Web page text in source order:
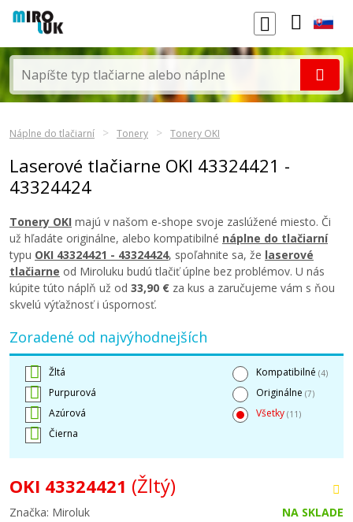
Náplne do tlačiarní Tonery Tonery OKI
Laserové tlačiarne OKI 43324421 -
43324424
Tonery OKI majú v našom e-shope svoje zaslúžené miesto. Či
už hľadáte originálne, alebo kompatibilné náplne do tlačiarní
typu OKI 43324421 - 43324424, spoľahnite sa, že laserové
tlačiarne od Miroluku budú tlačiť úplne bez problémov. U nás
kúpite túto náplň už od 33,90 € za kus a zaručujeme vám s ňou
skvelú výťažnosť i úspornosť.
Zoradené od najvýhodnejších
Žltá
Purpurová
Azúrová
Čierna
Kompatibilné (4)
Originálne (7)
Všetky (11)
OKI 43324421 (Žltý)
Značka: Miroluk
NA SKLADE